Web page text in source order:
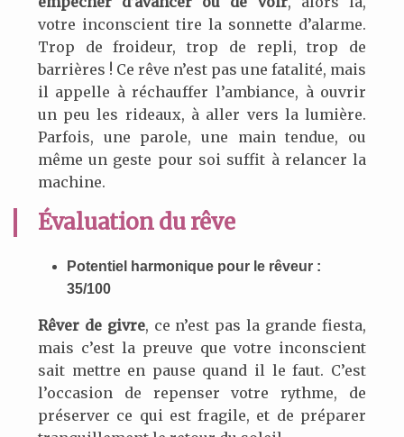
votre inconscient tire la sonnette d’alarme.
Trop de froideur, trop de repli, trop de
barrières ! Ce rêve n’est pas une fatalité, mais
il appelle à réchauffer l’ambiance, à ouvrir
un peu les rideaux, à aller vers la lumière.
Parfois, une parole, une main tendue, ou
même un geste pour soi suffit à relancer la
machine.
Évaluation du rêve
Potentiel harmonique pour le rêveur :
35/100
Rêver de givre, ce n’est pas la grande fiesta,
mais c’est la preuve que votre inconscient
sait mettre en pause quand il le faut. C’est
l’occasion de repenser votre rythme, de
préserver ce qui est fragile, et de préparer